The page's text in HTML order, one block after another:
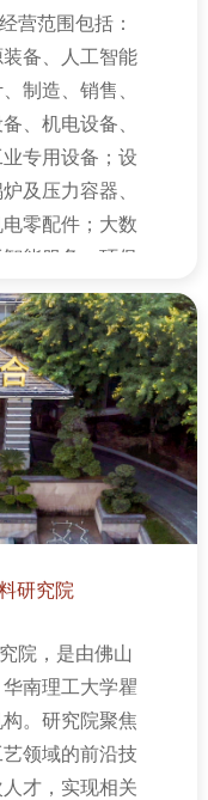
营范围包括：
备、人工智能
制造、销售、
、机电设备、
专用设备；设
及压力容器、
零配件；大数
能服务；环保
咨询服务；合
技术支持服
营；物业管
涉及行政审批
研究院
院，是由佛山
南理工大学瞿
。研究院聚焦
领域的前沿技
才，实现相关